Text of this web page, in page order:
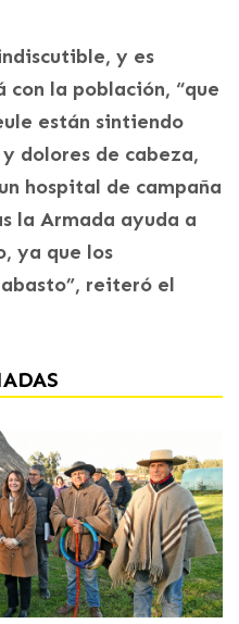
y es
la población, “que
están sintiendo
dolores de cabeza,
hospital de campaña
la Armada ayuda a
ya que los
reiteró el